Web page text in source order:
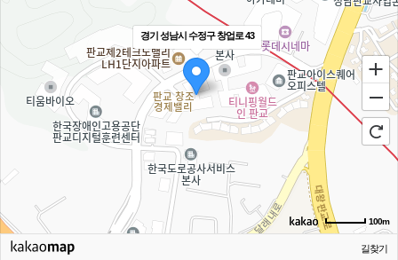
경기 성남시 수정구 창업로 43
100m
길찾기